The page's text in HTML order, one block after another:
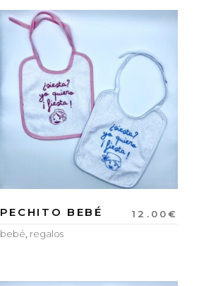
PECHITO BEBÉ 12.00€
bebé regalos